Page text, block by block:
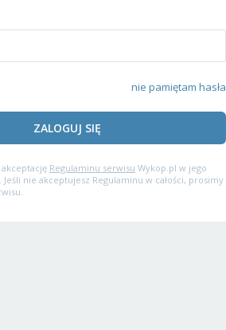
nie pamiętam hasła
ZALOGUJ SIĘ
Regulaminu serwisu Wykop.pl w jego
nie akceptujesz Regulaminu w całości, prosimy